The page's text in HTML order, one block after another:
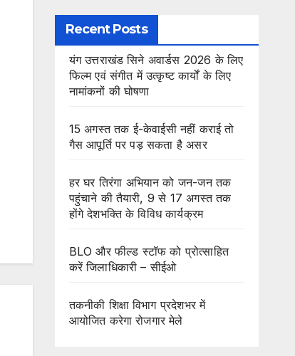
Recent Posts
यंग उत्तराखंड सिने अवार्डस 2026 के लिए
फिल्म एवं संगीत में उत्कृष्ट कार्यों के लिए
नामांकनों की घोषणा
15 अगस्त तक ई-केवाईसी नहीं कराई तो
गैस आपूर्ति पर पड़ सकता है असर
हर घर तिरंगा अभियान को जन-जन तक
पहुंचाने की तैयारी, 9 से 17 अगस्त तक
होंगे देशभक्ति के विविध कार्यक्रम
BLO और फील्ड स्टॉफ को प्रोत्साहित
करें जिलाधिकारी – सीईओ
तकनीकी शिक्षा विभाग प्रदेशभर में
आयोजित करेगा रोजगार मेले